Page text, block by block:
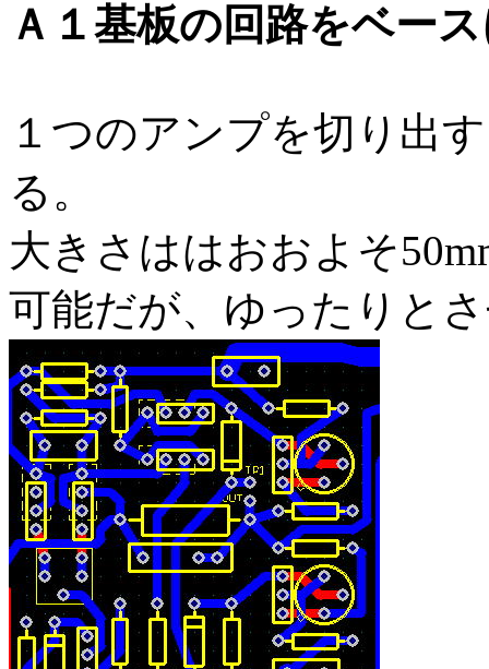
Ａ１基板の回路をベー
１つのアンプを切り出
る。
大きさははおおよそ
可能だが、ゆったりと